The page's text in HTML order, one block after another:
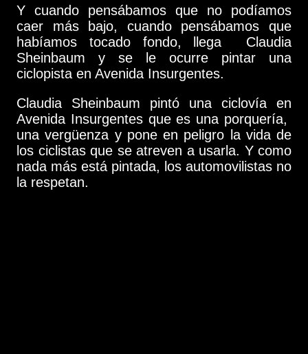
Y cuando pensábamos que no podíamos
caer más bajo, cuando pensábamos que
habíamos tocado fondo, llega Claudia
Sheinbaum y se le ocurre pintar una
ciclopista en Avenida Insurgentes.
Claudia Sheinbaum pintó una ciclovía en
Avenida Insurgentes que es una porquería,
una vergüenza y pone en peligro la vida de
los ciclistas que se atreven a usarla. Y como
nada más está pintada, los automovilistas no
la respetan.